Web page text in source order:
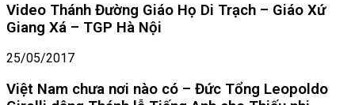
Video Thánh Đường Giáo Họ Di Trạch – Giáo Xứ
Giang Xá – TGP Hà Nội
25/05/2017
Việt Nam chưa nơi nào có – Đức Tổng Leopoldo